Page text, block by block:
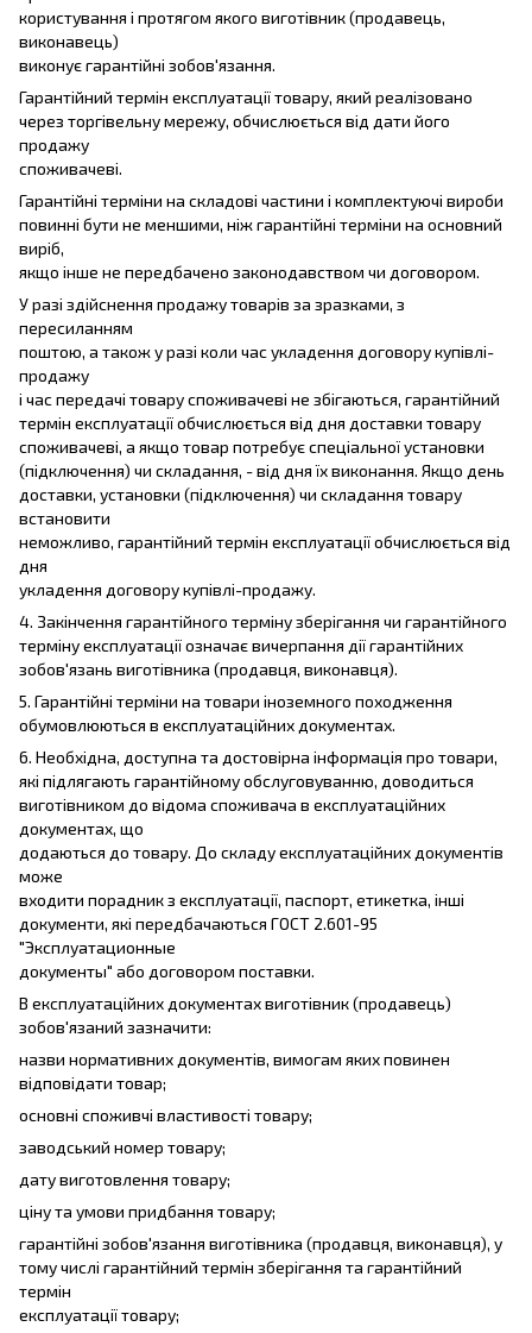
користування і протягом якого виготівник (продавець,
виконавець)
виконує гарантійні зобов'язання.
Гарантійний термін експлуатації товару, який реалізовано
через торгівельну мережу, обчислюється від дати його
продажу
споживачеві.
Гарантійні терміни на складові частини і комплектуючі вироби
повинні бути не меншими, ніж гарантійні терміни на основний
виріб,
якщо інше не передбачено законодавством чи договором.
У разі здійснення продажу товарів за зразками, з
пересиланням
поштою, а також у разі коли час укладення договору купівлі-
продажу
і час передачі товару споживачеві не збігаються, гарантійний
термін експлуатації обчислюється від дня доставки товару
споживачеві, а якщо товар потребує спеціальної установки
(підключення) чи складання, - від дня їх виконання. Якщо день
доставки, установки (підключення) чи складання товару
встановити
неможливо, гарантійний термін експлуатації обчислюється від
дня
укладення договору купівлі-продажу.
4. Закінчення гарантійного терміну зберігання чи гарантійного
терміну експлуатації означає вичерпання дії гарантійних
зобов'язань виготівника (продавця, виконавця).
5. Гарантійні терміни на товари іноземного походження
обумовлюються в експлуатаційних документах.
6. Необхідна, доступна та достовірна інформація про товари,
які підлягають гарантійному обслуговуванню, доводиться
виготівником до відома споживача в експлуатаційних
документах, що
додаються до товару. До складу експлуатаційних документів
може
входити порадник з експлуатації, паспорт, етикетка, інші
документи, які передбачаються ГОСТ 2.601-95
"Эксплуатационные
документы" або договором поставки.
В експлуатаційних документах виготівник (продавець)
зобов'язаний зазначити:
назви нормативних документів, вимогам яких повинен
відповідати товар;
основні споживчі властивості товару;
заводський номер товару;
дату виготовлення товару;
ціну та умови придбання товару;
гарантійні зобов'язання виготівника (продавця, виконавця), у
тому числі гарантійний термін зберігання та гарантійний
термін
експлуатації товару;